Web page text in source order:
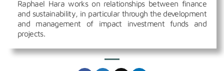
Raphael Hara works on relationships between finance
and sustainability, in particular through the development
and management of impact investment funds and
projects.